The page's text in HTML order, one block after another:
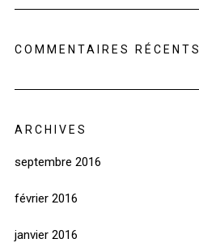
COMMENTAIRES RÉCENTS
ARCHIVES
septembre 2016
février 2016
janvier 2016